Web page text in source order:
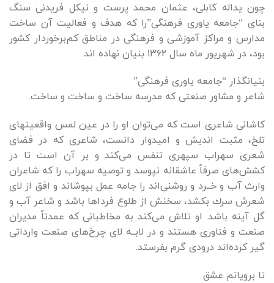
چون یداله کابلی، عثمان محمد پرست و نیکل فریدنی سنگ
بنای “جامعه یاوری فرهنگی”را که هدف و فعالیت آن ساخت
مدارس و مراکز آموزشی و فرهنگی در مناطق کم‌برخوردار کشور
بود، در شهریور ماه سال ۱۳۶۲ بنیان نهاده اند.
بنیانگذار “جامعه یاوری فرهنگی”
شاعر و مشاور صنعتی كه مدرسه ساخت و ساخت و ساخت.
كاشانی شاعری است كه می‌توان او را در عين لمس واقعیتهای
تلخ، مثبت انديش و امیدوار دانست، شاعری كه در فضای
شعری سهراب سپهری تنفس می‌كند و بر آن است تا در
كشش‌های صرفاً عاشقانه نپوسد و توصيه سهراب را كه شاعران
وارث آب و خــرد و روشنی‌اند را جامه عمل بپوشاند و افق از لای
شعرش سرك بكشد، سخنش از طلوع فرداها باشد و شاعر آب و
گل آينه باشد. او تلاش می‌كند به مخاطبانی كه عمدتاً مديران
صنعت و فناوری هستند و در لابــه لای چرخ‌های صنعت وارداتی
گير كرده‌اند درودی گرم بفرستد.
تا برویانم عشق